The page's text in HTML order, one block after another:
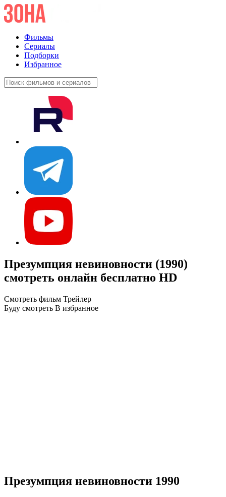
Фильмы
Сериалы
Подборки
Избранное
Презумпция невиновности (1990)
смотреть онлайн бесплатно HD
Смотреть фильм Трейлер
Буду смотреть В избранное
Презумпция невиновности 1990